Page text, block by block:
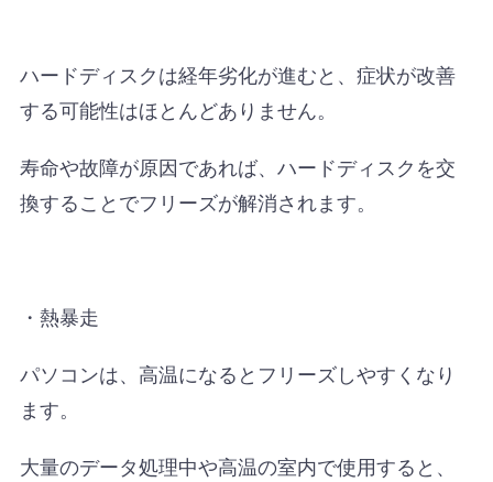
ハードディスクは経年劣化が進むと、症状が改善
する可能性はほとんどありません。
寿命や故障が原因であれば、ハードディスクを交
換することでフリーズが解消されます。
・熱暴走
パソコンは、高温になるとフリーズしやすくなり
ます。
大量のデータ処理中や高温の室内で使用すると、